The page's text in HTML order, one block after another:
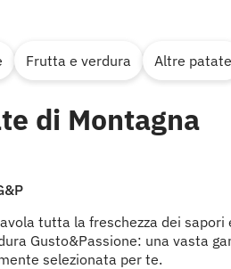
Frutta e verdura Altre patate
di Montagna
tutta la freschezza dei
Gusto&Passione: una vasta
selezionata per te.